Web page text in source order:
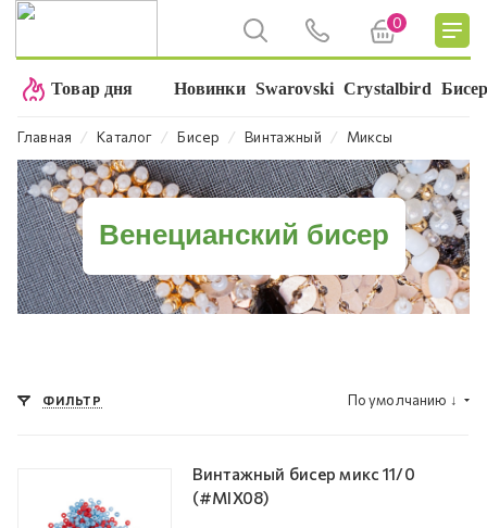
0
Товар дня Новинки Swarovski Crystalbird
Главная ⁄ Каталог ⁄ Бисер ⁄ Винтажный ⁄ Миксы
Венецианский бисер
ФИЛЬТР По умолчанию ↓
Винтажный бисер микс 11/0
(#MIX08)